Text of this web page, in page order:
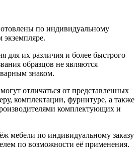
по индивидуальному
экземпляре.
для их различия и более быстрого
образцов не являются
знаком.
отличаться от представленных
комплектации, фурнитуре, а также
комплектующих и
мебели по индивидуальному заказу
по возможности её применения.